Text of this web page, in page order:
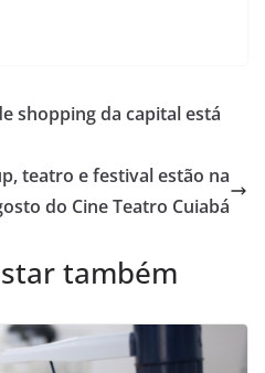
shopping da capital está
teatro e festival estão na
do Cine Teatro Cuiabá
também